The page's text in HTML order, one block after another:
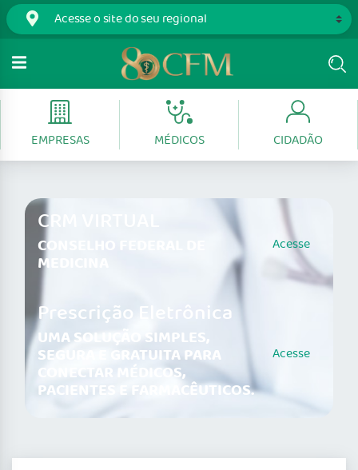
EMPRESAS MÉDICOS CIDADÃO
CRM VIRTUAL
CONSELHO FEDERAL DE
MEDICINA
Acesse
Prescrição Eletrônica
UMA SOLUÇÃO SIMPLES,
SEGURA E GRATUITA PARA
CONECTAR MÉDICOS,
PACIENTES E FARMACÊUTICOS.
Acesse